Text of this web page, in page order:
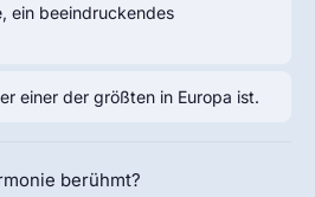
ein beeindruckendes
einer der größten in Europa ist.
berühmt?